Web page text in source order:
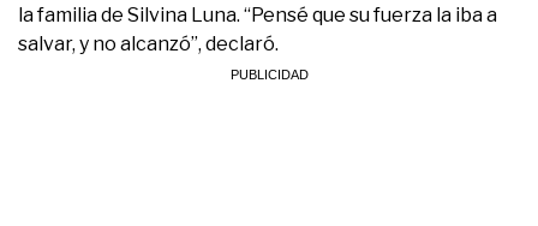
la familia de Silvina Luna. “Pensé que su fuerza la iba a
salvar, y no alcanzó”, declaró.